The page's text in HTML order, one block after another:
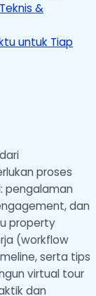
&
untuk Tiap
proses
pengalaman
dan
property
(workflow
serta tips
virtual tour
dan